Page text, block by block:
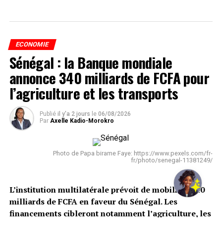
ECONOMIE
Sénégal : la Banque mondiale
annonce 340 milliards de FCFA pour
l’agriculture et les transports
Publié il y'a 2 jours le 06/08/2026
Par Axelle Kadio-Morokro
Photo de Papa birame Faye: https://www.pexels.com/fr-
fr/photo/senegal-11381249/
L’institution multilatérale prévoit de mobiliser 340
milliards de FCFA en faveur du Sénégal. Les
financements cibleront notamment l’agriculture, les